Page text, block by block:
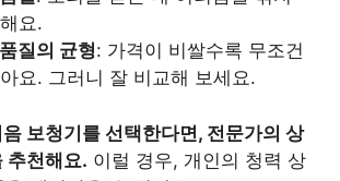
요.
질의 균형: 가격이 비쌀수록 무조건
요. 그러니 잘 비교해 보세요.
보청기를 선택한다면, 전문가의 상
추천해요. 이럴 경우, 개인의 청력 상